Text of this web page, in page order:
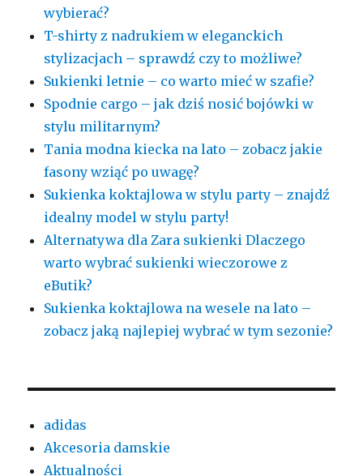
wybierać?
T-shirty z nadrukiem w eleganckich
stylizacjach – sprawdź czy to możliwe?
Sukienki letnie – co warto mieć w szafie?
Spodnie cargo – jak dziś nosić bojówki w
stylu militarnym?
Tania modna kiecka na lato – zobacz jakie
fasony wziąć po uwagę?
Sukienka koktajlowa w stylu party – znajdź
idealny model w stylu party!
Alternatywa dla Zara sukienki Dlaczego
warto wybrać sukienki wieczorowe z
eButik?
Sukienka koktajlowa na wesele na lato –
zobacz jaką najlepiej wybrać w tym sezonie?
adidas
Akcesoria damskie
Aktualności